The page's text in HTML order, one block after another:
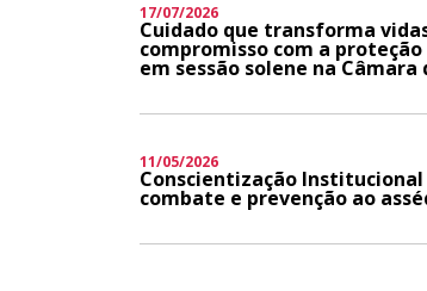
17/07/2026
Cuidado que transforma
compromisso com a
em sessão solene na Câmara
11/05/2026
Conscientização
combate e prevenção ao